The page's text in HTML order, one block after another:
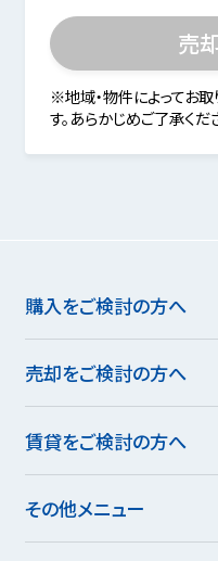
売
※地域・物件によってお
す。あらかじめご了承くだ
購入をご検討の方へ
売却をご検討の方へ
賃貸をご検討の方へ
その他メニュー